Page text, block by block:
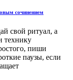
сочинением
свой ритуал, а
технику
пиши
паузы, если